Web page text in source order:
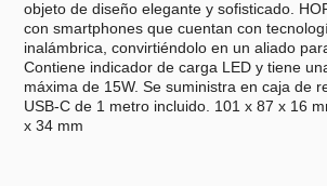
objeto de diseño elegante y sofisticado.
con smartphones que cuentan con
inalámbrica, convirtiéndolo en un aliado
Contiene indicador de carga LED y tiene
máxima de 15W. Se suministra en caja de
USB-C de 1 metro incluido. 101 x 87 x 16
x 34 mm